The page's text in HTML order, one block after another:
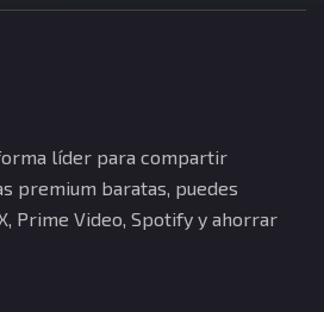
líder para compartir
premium baratas, puedes
Prime Video, Spotify y ahorrar